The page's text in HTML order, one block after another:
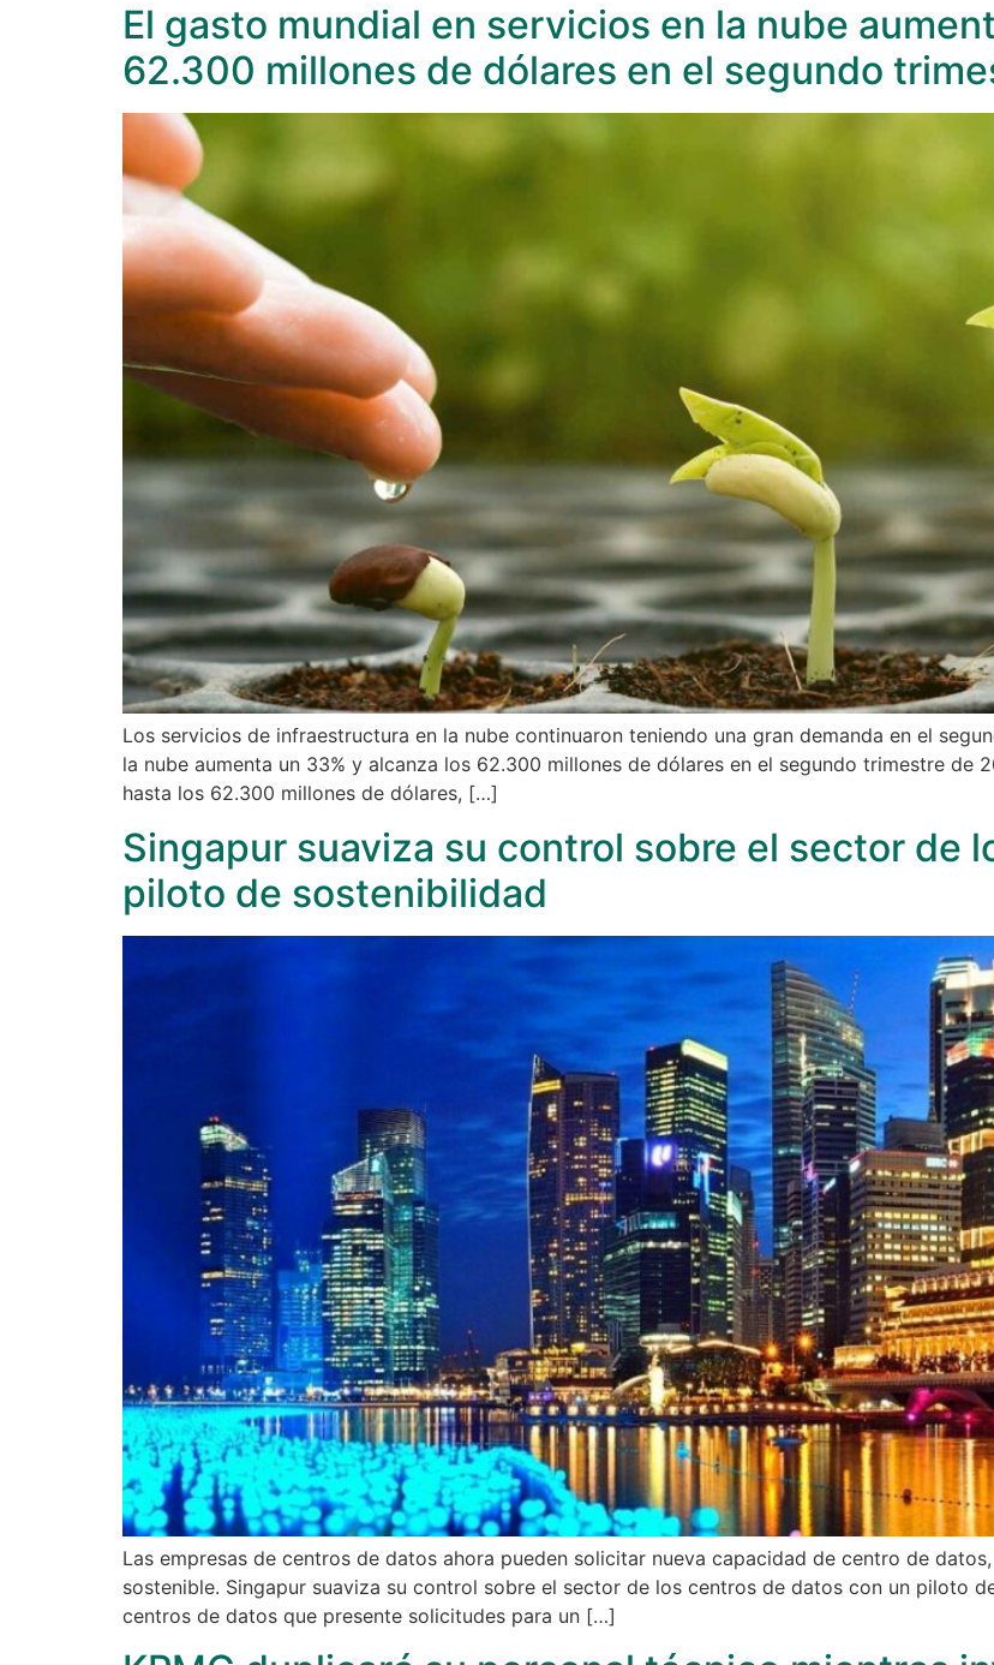
El gasto mundial en servicios en la nube
62.300 millones de dólares en el segundo
Los servicios de infraestructura en la nube continuaron teniendo una gran demanda en el
la nube aumenta un 33% y alcanza los 62.300 millones de dólares en el segundo trimestre de
hasta los 62.300 millones de dólares, […]
Singapur suaviza su control sobre el sector de
piloto de sostenibilidad
Las empresas de centros de datos ahora pueden solicitar nueva capacidad de centro de
sostenible. Singapur suaviza su control sobre el sector de los centros de datos con un piloto
centros de datos que presente solicitudes para un […]